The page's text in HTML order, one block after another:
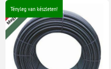
Tényleg van készleten!